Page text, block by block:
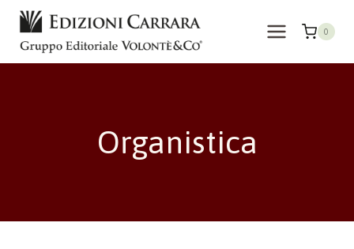
Salta
contenuto
0
Organistica